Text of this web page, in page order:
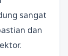
sangat
dan